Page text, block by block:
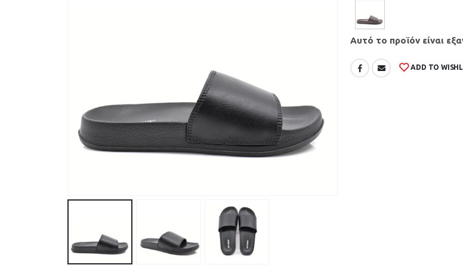
Αυτό το προϊόν είναι
ADD TO